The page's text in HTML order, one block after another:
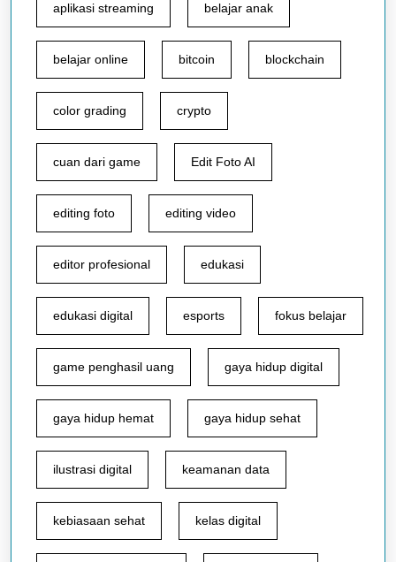
aplikasi streaming belajar anak
belajar online bitcoin blockchain
color grading crypto
cuan dari game Edit Foto AI
editing foto editing video
editor profesional edukasi
edukasi digital esports fokus belajar
game penghasil uang gaya hidup digital
gaya hidup hemat gaya hidup sehat
ilustrasi digital keamanan data
kebiasaan sehat kelas digital